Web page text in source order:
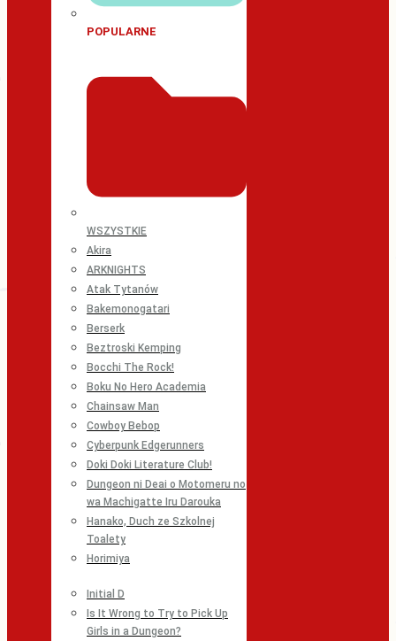
POPULARNE
WSZYSTKIE
Akira
ARKNIGHTS
Atak Tytanów
Bakemonogatari
Berserk
Beztroski Kemping
Bocchi The Rock!
Boku No Hero Academia
Chainsaw Man
Cowboy Bebop
Cyberpunk Edgerunners
Doki Doki Literature Club!
Dungeon ni Deai o Motomeru no
wa Machigatte Iru Darouka
Hanako, Duch ze Szkolnej
Toalety
Horimiya
Initial D
Is It Wrong to Try to Pick Up
Girls in a Dungeon?